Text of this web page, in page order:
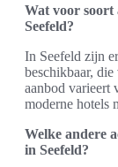
Wat voor soort
Seefeld?
In Seefeld zijn
beschikbaar,
aanbod varieert
moderne hotels
Welke andere
in Seefeld?